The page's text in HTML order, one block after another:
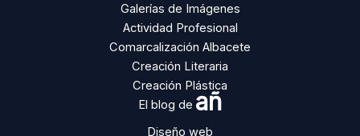
Galerías de Imágenes
Actividad Profesional
Comarcalización Albacete
Creación Literaria
Creación Plástica
El blog de añ
Diseño web